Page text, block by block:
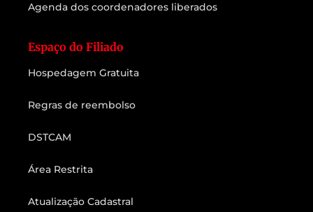
Agenda dos coordenadores liberados
Espaço do Filiado
Hospedagem Gratuita
Regras de reembolso
DSTCAM
Área Restrita
Atualização Cadastral